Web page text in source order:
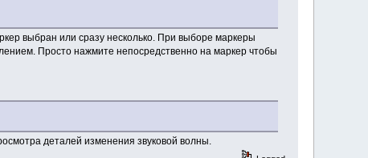
выбран или сразу несколько. При выборе маркеры
Просто нажмите непосредственно на маркер чтобы
деталей изменения звуковой волны.